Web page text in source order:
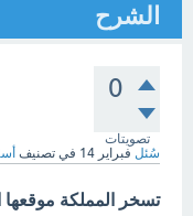
الشرح
0
تصويتات
سُئل فبراير 14 في تصنيف
تسخر المملكة موقعها